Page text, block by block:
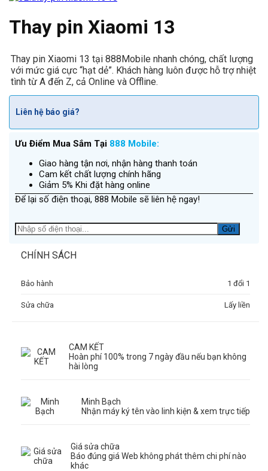
Thay pin Xiaomi 13
Thay pin Xiaomi 13 tại 888Mobile nhanh chóng, chất lượng
với mức giá cực “hạt dẻ”. Khách hàng luôn được hỗ trợ nhiệt
tình từ A đến Z, cả Online và Offline.
Liên hệ báo giá?
Ưu Điểm Mua Sắm Tại 888 Mobile:
Giao hàng tận nơi, nhận hàng thanh toán
Cam kết chất lượng chính hãng
Giảm 5% Khi đặt hàng online
Để lại số điện thoại, 888 Mobile sẽ liên hệ ngay!
CHÍNH SÁCH
Bảo hành 1 đổi 1
Sửa chữa Lấy liền
CAM KẾT
Hoàn phí 100% trong 7 ngày đầu nếu bạn không
hài lòng
Minh Bạch
Nhận máy ký tên vào linh kiện & xem trực tiếp
Giá sửa chữa
Báo đúng giá Web không phát thêm chi phí nào
khác